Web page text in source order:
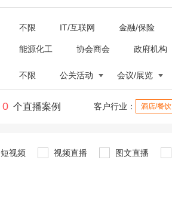
不限 IT/互联网 金融/保险
能源化工 协会商会 政府机构
不限 公关活动 会议/展览
0 个直播案例 客户行业： 酒店/餐饮
短视频 视频直播 图文直播